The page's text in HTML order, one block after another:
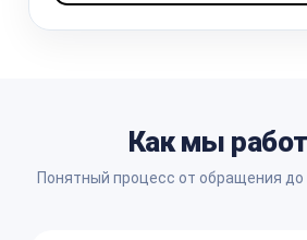
Как мы
Понятный процесс от обращения